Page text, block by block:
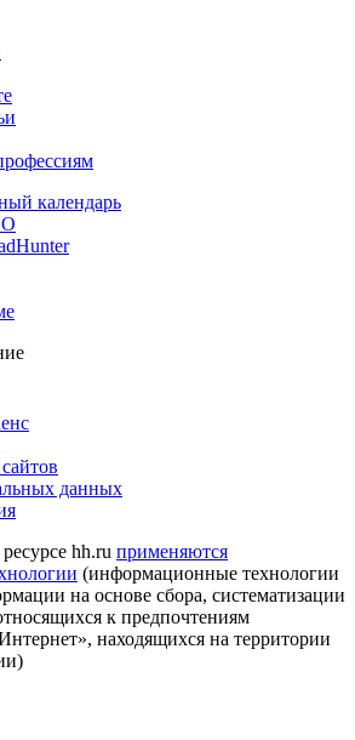
календарь
данных
hh.ru применяются
(информационные технологии
на основе сбора, систематизации
к предпочтениям
находящихся на территории